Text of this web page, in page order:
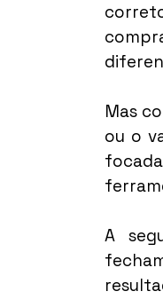
Mas
ou o
A